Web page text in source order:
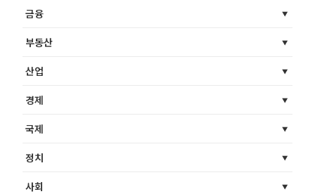
금융
부동산
산업
경제
국제
정치
사회